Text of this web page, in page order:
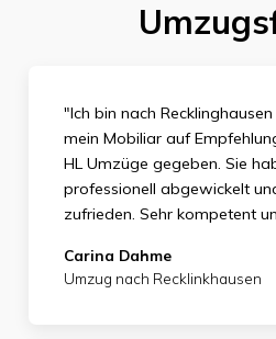
"Ich bin nach
mein Mobiliar auf
HL Umzüge gegeben. Sie
professionell abgewickelt
zufrieden. Sehr kompetent
Carina Dahme
Umzug nach Recklinkhausen